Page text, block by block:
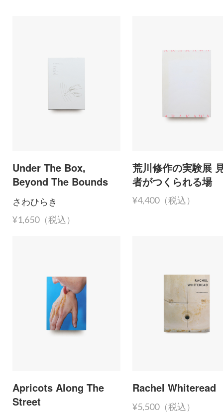
Under The Box,
Beyond The Bounds
さわひらき
¥1,650（税込）
荒川修作の実験展
者がつくられる場
¥4,400（税込）
Apricots Along The
Street
Rachel Whiteread
¥5,500（税込）